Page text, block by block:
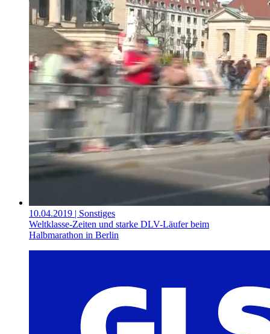
10.04.2019 | Sonstiges
Weltklasse-Zeiten und starke DLV-Läufer beim
Halbmarathon in Berlin